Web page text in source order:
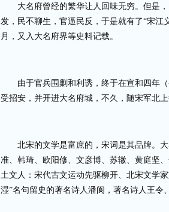
大名府曾经的繁华让人回味无穷。但是
发，民不聊生，官逼民反，于是就有了“宋
月，又入大名府界等史料记载。
由于官兵围剿和利诱，终于在宣和四年
受招安，并开进大名府城，不久，随宋军北
北宋的文学是富庶的，宋词是其品牌。
准、韩琦、欧阳修、文彦博、苏辙、黄庭坚
土文人：宋代古文运动先驱柳开、北宋文学
湿”名句留史的著名诗人潘阆，著名诗人王令